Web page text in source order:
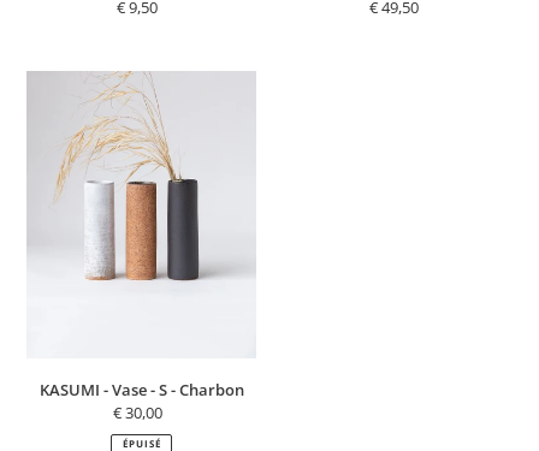
Prix
€ 9,50
Prix
€ 49,50
KASUMI
-
Vase
-
S
-
Charbon
KASUMI - Vase - S - Charbon
Prix
normal
€ 30,00
ÉPUISÉ